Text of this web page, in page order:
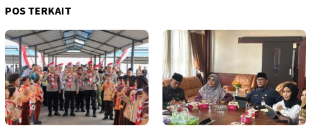
POS TERKAIT